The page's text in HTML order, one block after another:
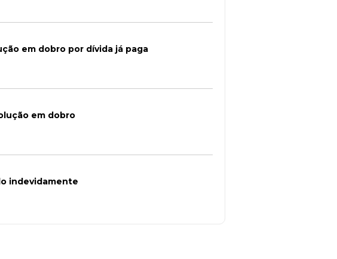
em dobro por dívida já paga
em dobro
indevidamente